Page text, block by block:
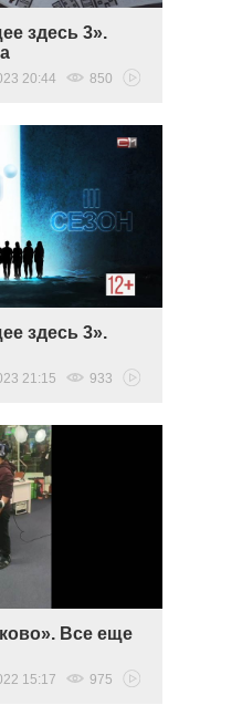
здесь 3».
20:44 850
здесь 3».
21:15 933
Все еще
15:17 975